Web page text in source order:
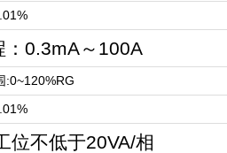
：0.3mA～100A
:0~120%RG
位不低于20VA/相